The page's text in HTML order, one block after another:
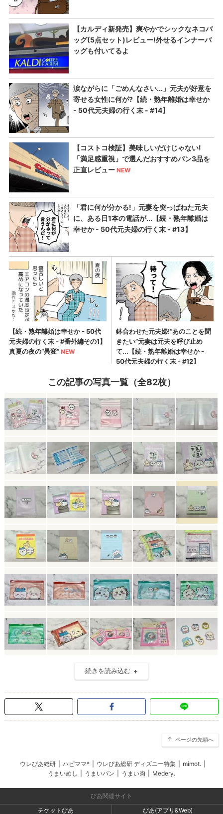
この記事の写真一覧（全82枚）
続きを読み込む
ページの先頭へ
ウレぴあ総研 ハピママ* ウレぴあ総研 ディズニー特集 mimot.
うまいめし
うまいパン うまい肉 Medery.
ぴあ関連サイト
チケットぴあ
ぴあ(アプリ&Web)